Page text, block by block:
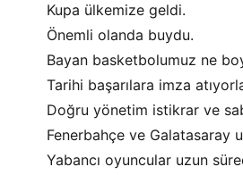
Kupa ülkemize geldi.
Önemli olanda buydu.
Bayan basketbolumuz ne
Tarihi başarılara imza
Doğru yönetim istikrar ve
Fenerbahçe ve Galatasaray
Yabancı oyuncular uzun